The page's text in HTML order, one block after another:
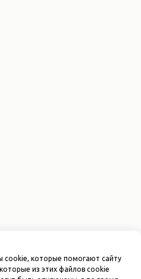
соглашение
договор-оферта
cookie, которые помогают сайту
из этих файлов cookie